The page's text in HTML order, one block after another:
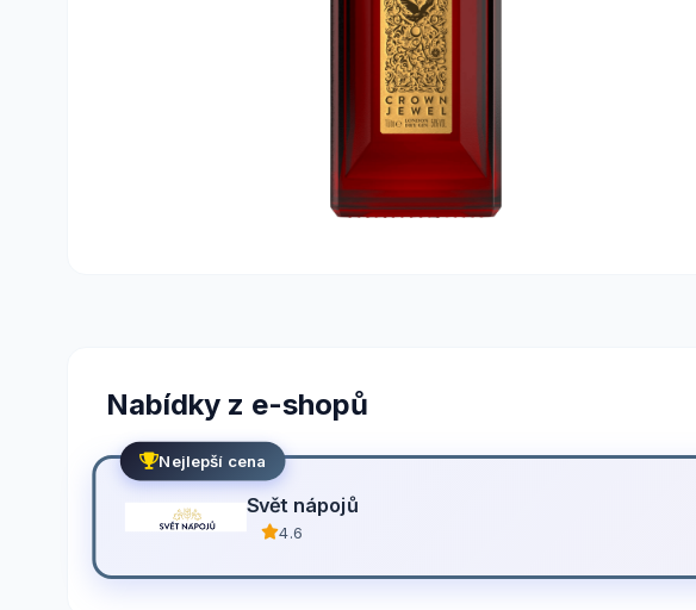
Nabídky z e-shopů
Nejlepší cena
Svět nápojů
4.6